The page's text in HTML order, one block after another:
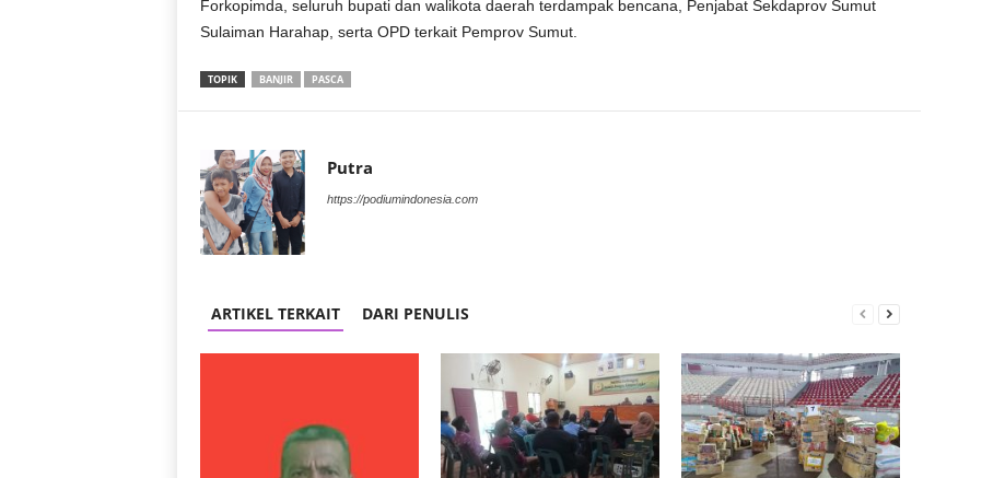
Forkopimda, seluruh bupati dan walikota daerah terdampak bencana, Penjabat Sekdaprov Sumut
Sulaiman Harahap, serta OPD terkait Pemprov Sumut.
TOPIK BANJIR PASCA
Putra
https://podiumindonesia.com
ARTIKEL TERKAIT DARI PENULIS